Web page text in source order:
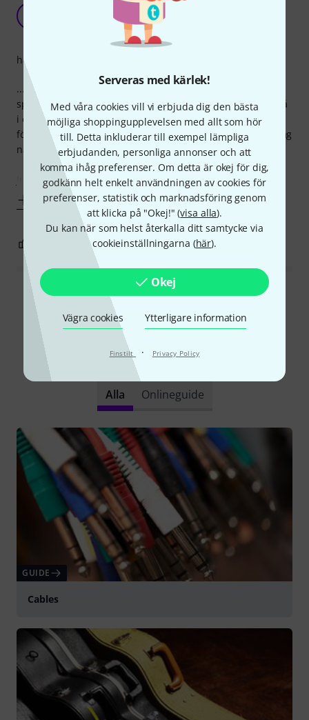
Serveras med kärlek!
Med våra cookies vill vi erbjuda dig den bästa
möjliga shoppingupplevelsen med allt som hör
till. Detta inkluderar till exempel lämpliga
erbjudanden, personliga annonser och att
komma ihåg preferenser. Om detta är okej för dig,
godkänn helt enkelt användningen av cookies för
preferenser, statistik och marknadsföring genom
att klicka på "Okej!" (visa alla).
Du kan när som helst återkalla ditt samtycke via
cookieinställningarna (här).
Okej
Vägra cookies Ytterligare information
Finstilt · Privacy Policy
JohnHenry 07.05.2020
...om man spelar på Fender-gitarrer. Fast det har gått att
spela på Fender-gitarrer i 30 år utan en Fender-kabel också
i och för sig. Jag har kablar i olika prisklasser, ett gäng har
följt med när jag har köpt Harley Benton-gitarrer. Märker jag
någon skillnad på kablarna? Det beror på hur full jag är.
Just denna kabel används i min hemstudio, så slitaget
Visa mer
hantverkskvalitet
ANMÄL RECENSION
Läs alla recensioner
Visste du?
Alla Onlineguide
GUIDE
Cables